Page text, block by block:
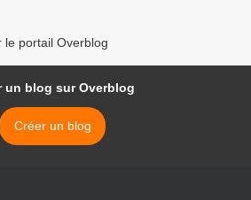
le portail Overblog
un blog sur Overblog
Créer un blog